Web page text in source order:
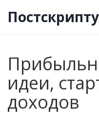
идеи,
доходов